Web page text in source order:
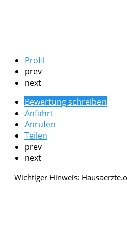
Profil
prev
next
Bewertung schreiben
Anfahrt
Anrufen
Teilen
prev
next